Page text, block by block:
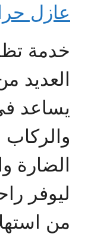
عازل
خدمة
العديد
يساعد
الضارة
ليوفر
من